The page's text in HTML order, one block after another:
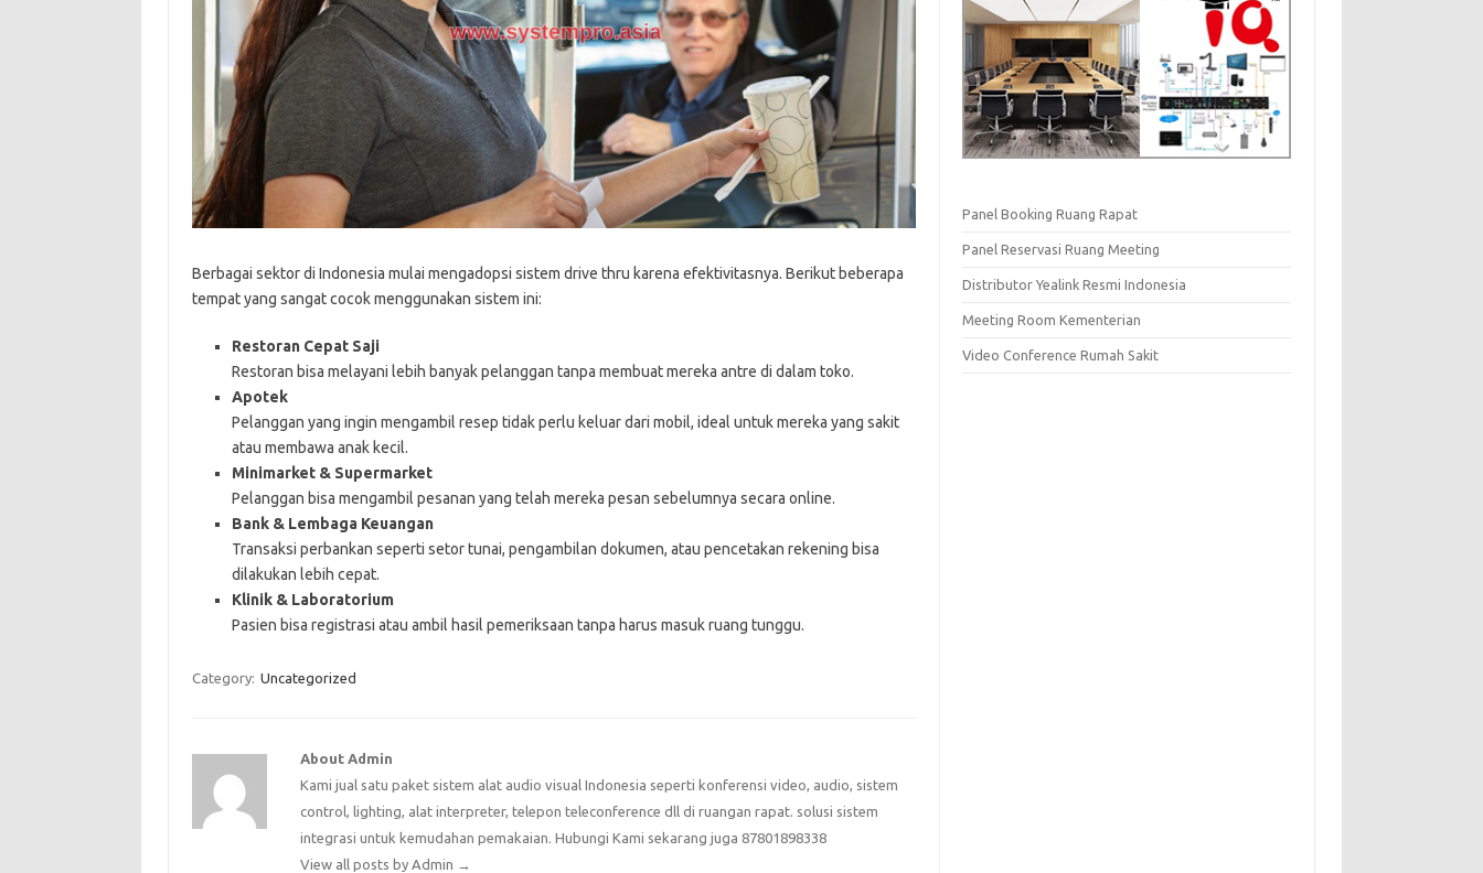
Berbagai sektor di Indonesia mulai mengadopsi sistem drive thru karena efektivitasnya. Berikut beberapa
tempat yang sangat cocok menggunakan sistem ini:
Restoran Cepat Saji
Restoran bisa melayani lebih banyak pelanggan tanpa membuat mereka antre di dalam toko.
Apotek
Pelanggan yang ingin mengambil resep tidak perlu keluar dari mobil, ideal untuk mereka yang sakit
atau membawa anak kecil.
Minimarket & Supermarket
Pelanggan bisa mengambil pesanan yang telah mereka pesan sebelumnya secara online.
Bank & Lembaga Keuangan
Transaksi perbankan seperti setor tunai, pengambilan dokumen, atau pencetakan rekening bisa
dilakukan lebih cepat.
Klinik & Laboratorium
Pasien bisa registrasi atau ambil hasil pemeriksaan tanpa harus masuk ruang tunggu.
Category: Uncategorized
About Admin
Kami jual satu paket sistem alat audio visual Indonesia seperti konferensi video, audio, sistem
control, lighting, alat interpreter, telepon teleconference dll di ruangan rapat. solusi sistem
integrasi untuk kemudahan pemakaian. Hubungi Kami sekarang juga 87801898338
View all posts by Admin →
Panel Booking Ruang Rapat
Panel Reservasi Ruang Meeting
Distributor Yealink Resmi Indonesia
Meeting Room Kementerian
Video Conference Rumah Sakit